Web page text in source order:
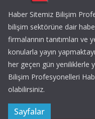
Haber Sitemiz Bilişim
bilişim sektörüne dair
firmalarının tanıtımları ve
konularla yayın
her geçen gün yeniliklerle
Bilişim Profesyonelleri
olabilirsiniz.
Sayfalar